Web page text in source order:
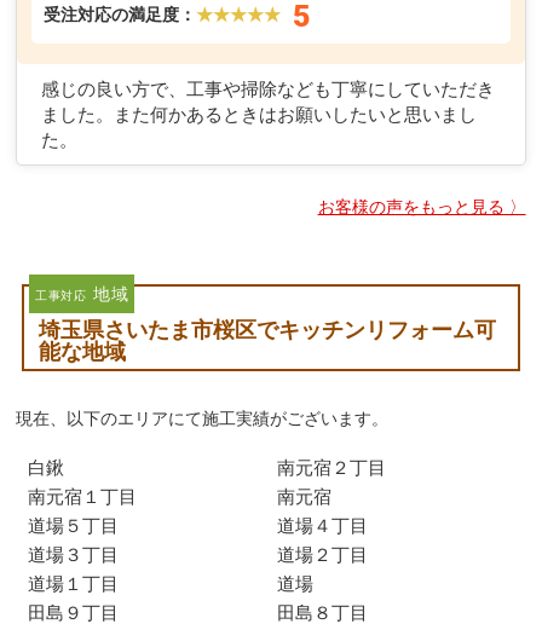
受注対応の満足度：★★★★★ 5
感じの良い方で、工事や掃除なども丁寧にしていただき
ました。また何かあるときはお願いしたいと思いまし
た。
お客様の声をもっと見る 〉
工事対応 地域
埼玉県さいたま市桜区でキッチンリフォーム可
能な地域
現在、以下のエリアにて施工実績がございます。
白鍬
南元宿２丁目
南元宿１丁目
南元宿
道場５丁目
道場４丁目
道場３丁目
道場２丁目
道場１丁目
道場
田島９丁目
田島８丁目